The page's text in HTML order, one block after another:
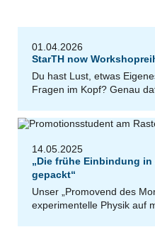
01.04.2026
StarTH now
Du hast Lust, etwas
Fragen im Kopf? Genau
14.05.2025
„Die frühe Einbindung
gepackt“
Unser „Promovend des
experimentelle Physik auf